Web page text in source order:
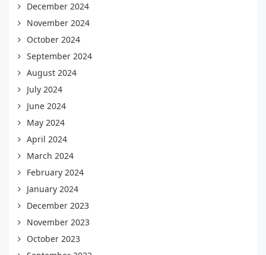
December 2024
November 2024
October 2024
September 2024
August 2024
July 2024
June 2024
May 2024
April 2024
March 2024
February 2024
January 2024
December 2023
November 2023
October 2023